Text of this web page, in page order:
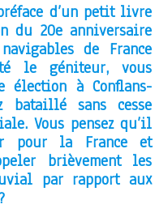
d’un petit livre
du 20e anniversaire
de France
le géniteur, vous
élection à Conflans-
bataillé sans cesse
Vous pensez qu’il
pour la France et
brièvement les
par rapport aux